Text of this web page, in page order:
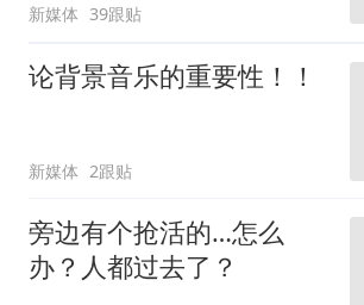
新媒体 39跟贴
论背景音乐的重要性！！
新媒体 2跟贴
旁边有个抢活的…怎么
办？人都过去了？